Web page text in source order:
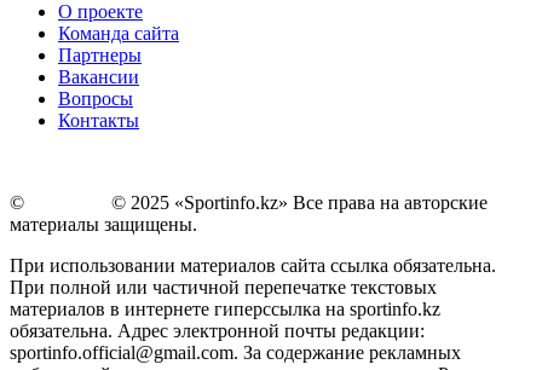
О проекте
Команда сайта
Партнеры
Вакансии
Вопросы
Контакты
©
© 2025 «Sportinfo.kz» Все права на авторские
материалы защищены.
При использовании материалов сайта ссылка обязательна.
При полной или частичной перепечатке текстовых
материалов в интернете гиперссылка на sportinfo.kz
обязательна. Адрес электронной почты редакции:
sportinfo.official@gmail.com. За содержание рекламных